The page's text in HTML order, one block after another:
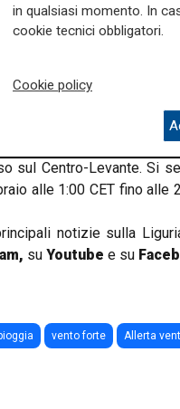
delle condizioni
e sul
nel pomeriggio. In
carattere nevoso a
e dai 1000 metri altrove.
nei valori massimi. I
deboli o moderati
sul Centro-Levante. Si
alle 1:00 CET fino alle
notizie sulla
, su Youtube e su
vento forte Allerta
in qualsiasi momento. In
cookie tecnici obbligatori.
Cookie policy